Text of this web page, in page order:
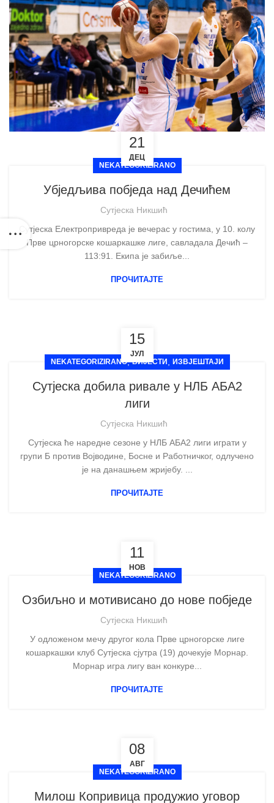
21
ДЕЦ
NEKATEGORIZIRANO
Убједљива побједа над Дечићем
Сутјеска Никшић
Сутјеска Електропривреда је вечерас у гостима, у 10. колу
Прве црногорске кошаркашке лиге, савладала Дечић –
113:91. Екипа је забиље...
ПРОЧИТАЈТЕ
15
ЈУЛ
NEKATEGORIZIRANO,ВИЈЕСТИ ИЗВЈЕШТАЈИ
Сутјеска добила ривале у НЛБ АБА2
лиги
Сутјеска Никшић
Сутјеска ће наредне сезоне у НЛБ АБА2 лиги играти у
групи Б против Војводине, Босне и Работничког, одлучено
је на данашњем жријебу. ...
ПРОЧИТАЈТЕ
11
НОВ
NEKATEGORIZIRANO
Озбиљно и мотивисано до нове побједе
Сутјеска Никшић
У одложеном мечу другог кола Прве црногорске лиге
кошаркашки клуб Сутјеска сјутра (19) дочекује Морнар.
Морнар игра лигу ван конкуре...
ПРОЧИТАЈТЕ
08
АВГ
NEKATEGORIZIRANO
Милош Копривица продужио уговор